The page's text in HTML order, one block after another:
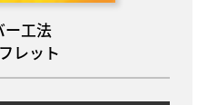
ー工法
レット